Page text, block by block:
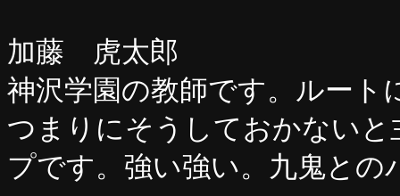
加藤 虎太郎
神沢学園の教師です。ルート
つまりにそうしておかない
プです。強い強い。九鬼との